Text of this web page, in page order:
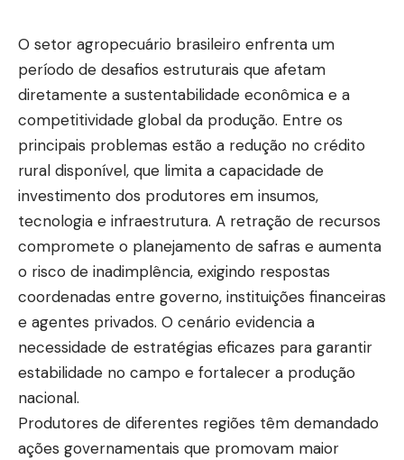
O setor agropecuário brasileiro enfrenta um
período de desafios estruturais que afetam
diretamente a sustentabilidade econômica e a
competitividade global da produção. Entre os
principais problemas estão a redução no crédito
rural disponível, que limita a capacidade de
investimento dos produtores em insumos,
tecnologia e infraestrutura. A retração de recursos
compromete o planejamento de safras e aumenta
o risco de inadimplência, exigindo respostas
coordenadas entre governo, instituições financeiras
e agentes privados. O cenário evidencia a
necessidade de estratégias eficazes para garantir
estabilidade no campo e fortalecer a produção
nacional.
Produtores de diferentes regiões têm demandado
ações governamentais que promovam maior